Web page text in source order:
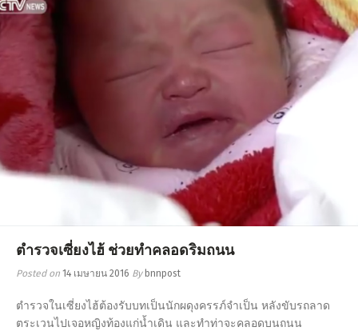
ตำรวจเซี่ยงไฮ้ ช่วยทำคลอดริมถนน
Posted on 14 เมษายน 2016 By bnnpost
ตำรวจในเซี่ยงไฮ้ต้องรับบทเป็นนักผดุงครรภ์จำเป็น หลังขับรถลาด
ตระเวนไปเจอหญิงท้องแก่น้ำเดิน และทำท่าจะคลอดบนถนน